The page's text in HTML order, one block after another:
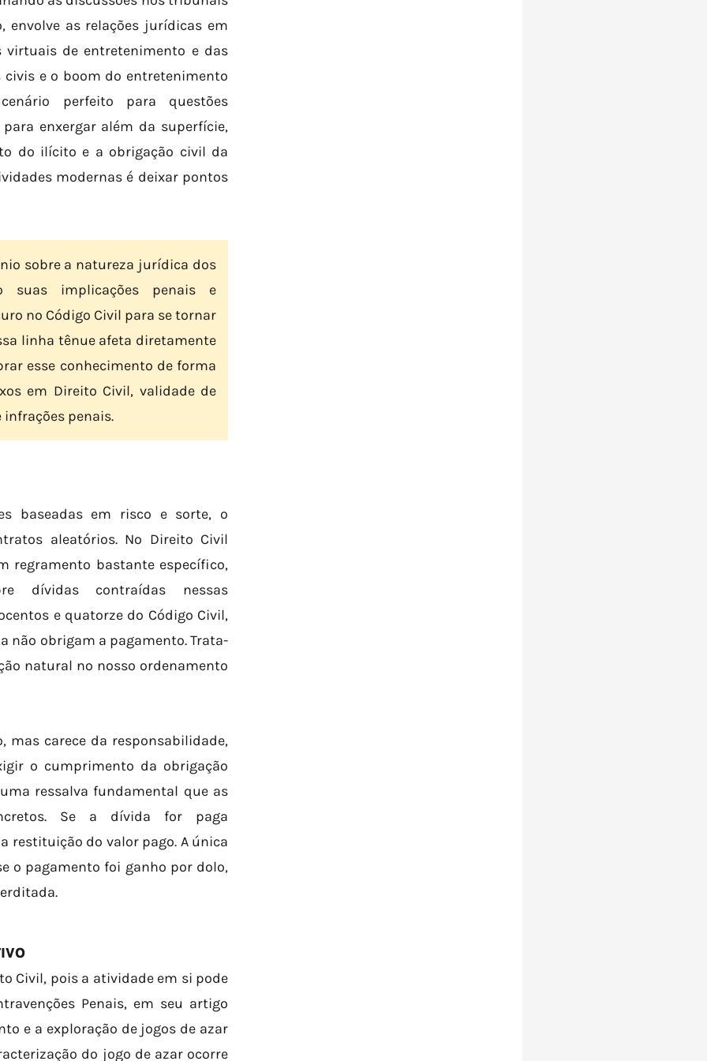
as relações jurídicas em
de entretenimento e das
e o boom do entretenimento
perfeito para questões
enxergar além da superfície,
do ilícito e a obrigação civil da
modernas é deixar pontos
sobre a natureza jurídica dos
implicações penais e
no Código Civil para se tornar
linha tênue afeta diretamente
esse conhecimento de forma
em Direito Civil, validade de
penais.
baseadas em risco e sorte, o
aleatórios. No Direito Civil
regramento bastante específico,
dívidas contraídas nessas
e quatorze do Código Civil,
não obrigam a pagamento. Trata-
natural no nosso ordenamento
carece da responsabilidade,
o cumprimento da obrigação
ressalva fundamental que as
Se a dívida for paga
restituição do valor pago. A única
o pagamento foi ganho por dolo,
Civil, pois a atividade em si pode
Penais, em seu artigo
e a exploração de jogos de azar
do jogo de azar ocorre